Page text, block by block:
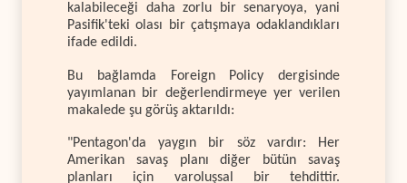
kalabileceği daha zorlu bir senaryoya, yani
Pasifik'teki olası bir çatışmaya odaklandıkları
ifade edildi.
Bu bağlamda Foreign Policy dergisinde
yayımlanan bir değerlendirmeye yer verilen
makalede şu görüş aktarıldı:
"Pentagon'da yaygın bir söz vardır: Her
Amerikan savaş planı diğer bütün savaş
planları için varoluşsal bir tehdittir.